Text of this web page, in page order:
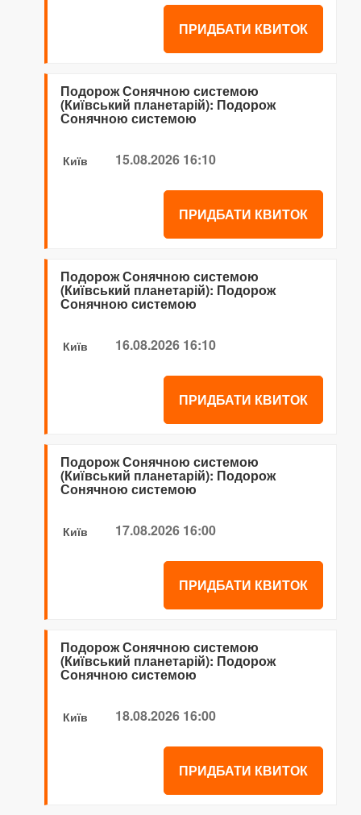
ПРИДБАТИ КВИТОК
Подорож Сонячною системою
(Київський планетарій): Подорож
Сонячною системою
Київ 15.08.2026 16:10
ПРИДБАТИ КВИТОК
Подорож Сонячною системою
(Київський планетарій): Подорож
Сонячною системою
Київ 16.08.2026 16:10
ПРИДБАТИ КВИТОК
Подорож Сонячною системою
(Київський планетарій): Подорож
Сонячною системою
Київ 17.08.2026 16:00
ПРИДБАТИ КВИТОК
Подорож Сонячною системою
(Київський планетарій): Подорож
Сонячною системою
Київ 18.08.2026 16:00
ПРИДБАТИ КВИТОК